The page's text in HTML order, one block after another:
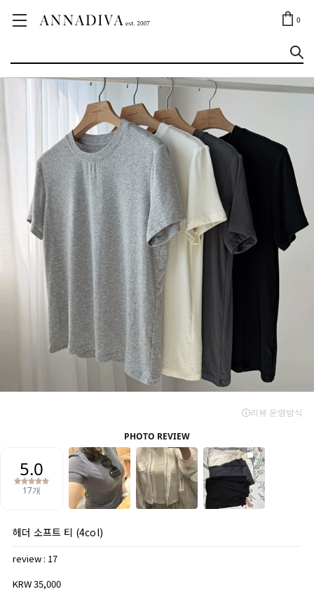
0
ANNA JEWELRY
헤더 소프트 티 (4col)
review : 17
KRW 35,000